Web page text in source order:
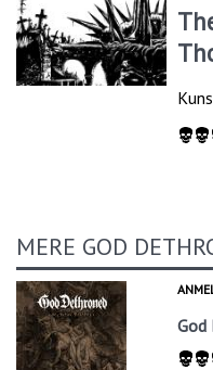
MERE GOD
God